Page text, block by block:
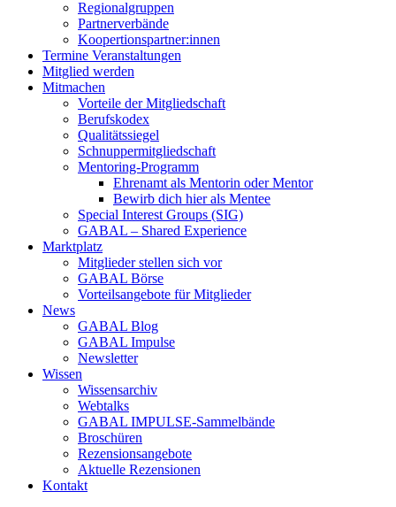
Regionalgruppen
Partnerverbände
Koopertionspartner:innen
Termine Veranstaltungen
Mitglied werden
Mitmachen
Vorteile der Mitgliedschaft
Berufskodex
Qualitätssiegel
Schnuppermitgliedschaft
Mentoring-Programm
Ehrenamt als Mentorin oder Mentor
Bewirb dich hier als Mentee
Special Interest Groups (SIG)
GABAL – Shared Experience
Marktplatz
Mitglieder stellen sich vor
GABAL Börse
Vorteilsangebote für Mitglieder
News
GABAL Blog
GABAL Impulse
Newsletter
Wissen
Wissensarchiv
Webtalks
GABAL IMPULSE-Sammelbände
Broschüren
Rezensionsangebote
Aktuelle Rezensionen
Kontakt